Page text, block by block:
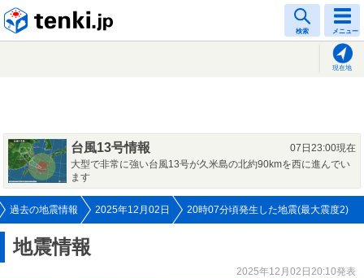
検索 メニュー
現在地
台風13号情報
07日23:00現在
大型で非常に強い台風13号が久米島の北約90kmを西に進んでい
ます
過去の地震情報 2025年12月02日 20時07分頃発生した地震(最大震度2)
地震情報
2025年12月02日20:10発表